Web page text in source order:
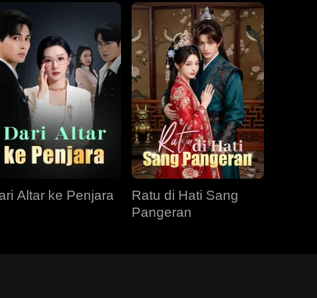
Altar ke Penjara
Ratu di Hati Sang
Pangeran